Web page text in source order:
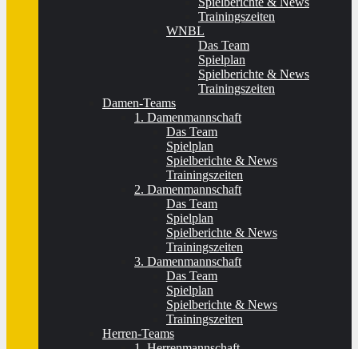
Trainingszeiten
WNBL
Das Team
Spielplan
Spielberichte & News
Trainingszeiten
Damen-Teams
1. Damenmannschaft
Das Team
Spielplan
Spielberichte & News
Trainingszeiten
2. Damenmannschaft
Das Team
Spielplan
Spielberichte & News
Trainingszeiten
3. Damenmannschaft
Das Team
Spielplan
Spielberichte & News
Trainingszeiten
Herren-Teams